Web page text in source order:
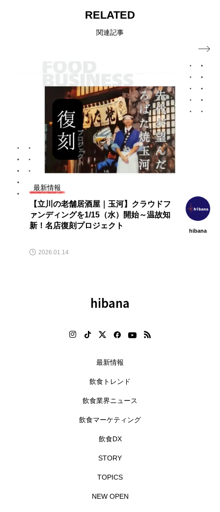
RELATED
関連記事
最新情報
【立川の老舗居酒屋｜玉河】クラウドフ
ァンディングを1/15（水）開始～温故知
新！名店復刻プロジェクト
hibana
2026.01.14

hibana
最新情報
飲食トレンド
飲食業界ニュース
飲食マーケティング
飲食DX
STORY
TOPICS
NEW OPEN